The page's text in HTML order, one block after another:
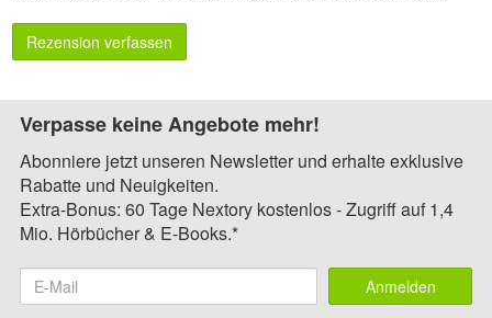
Rezension verfassen
Verpasse keine Angebote mehr!
Abonniere jetzt unseren Newsletter und erhalte exklusive
Rabatte und Neuigkeiten.
Extra-Bonus: 60 Tage Nextory kostenlos - Zugriff auf 1,4
Mio. Hörbücher & E-Books.*
Anmelden